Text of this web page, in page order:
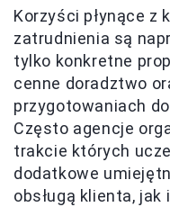
Korzyści płynące z
zatrudnienia są
tylko konkretne
cenne doradztwo
przygotowaniach
Często agencje
trakcie których
dodatkowe
obsługą klienta,